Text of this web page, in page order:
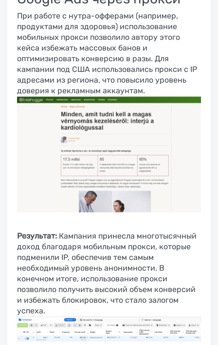
При работе с нутра-офферами (например,
продуктами для здоровья) использование
мобильных прокси позволило автору этого
кейса избежать массовых банов и
оптимизировать конверсию в разы. Для
кампании под США использовались прокси с IP
адресами из региона, что повысило уровень
доверия к рекламным аккаунтам.
Результат: Кампания принесла многотысячный
доход благодаря мобильным прокси, которые
подменили IP, обеспечив тем самым
необходимый уровень анонимности. В
конечном итоге, использование прокси
позволило получить высокий объем конверсий
и избежать блокировок, что стало залогом
успеха.